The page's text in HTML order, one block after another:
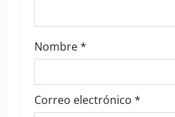
Nombre*
Correo electrónico *